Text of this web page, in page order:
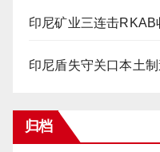
印尼矿业三连击
印尼盾失守关口本土
归档